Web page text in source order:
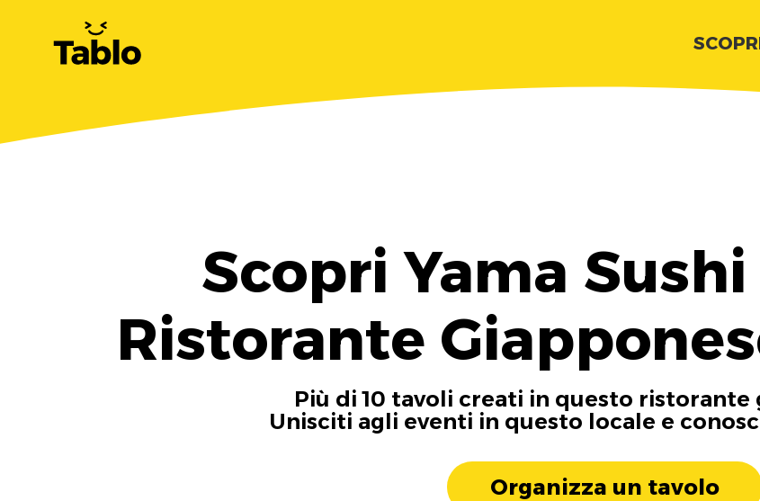
Scopri Yama Sushi
Ristorante
Più di 10 tavoli creati in questo ristorante
Unisciti agli eventi in questo locale e
Organizza un tavolo